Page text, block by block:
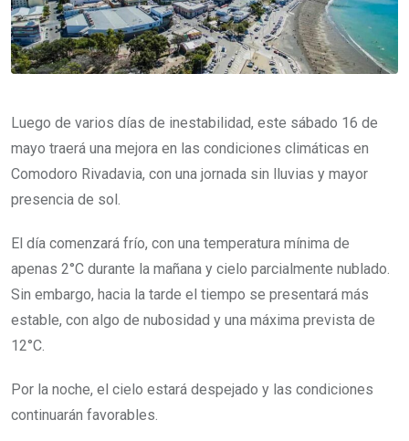
Luego de varios días de inestabilidad, este sábado 16 de
mayo traerá una mejora en las condiciones climáticas en
Comodoro Rivadavia, con una jornada sin lluvias y mayor
presencia de sol.
El día comenzará frío, con una temperatura mínima de
apenas 2°C durante la mañana y cielo parcialmente nublado.
Sin embargo, hacia la tarde el tiempo se presentará más
estable, con algo de nubosidad y una máxima prevista de
12°C.
Por la noche, el cielo estará despejado y las condiciones
continuarán favorables.